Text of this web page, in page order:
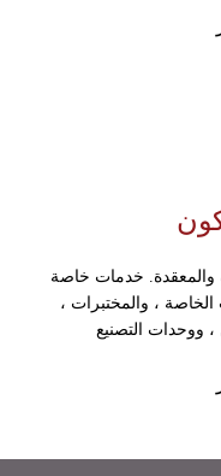
والمعقدة. خدمات خاصة
، والمختبرات ،